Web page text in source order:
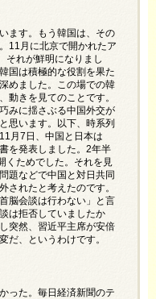
ます。もう韓国は、その
11月に北京で開かれたア
それが鮮明になりまし
国は積極的な役割を果た
めました。この場での韓
動きを見てのことです。
みに揺さぶる中国外交が
思います。以下、時系列
月7日、中国と日本は
を発表しました。2年半
くためでした。それを見
題などで中国と対日共同
されたと考えたのです。
脳会談は行わない」と言
は拒否していましたか
突然、習近平主席が安倍
だ、というわけです。
った。毎日経済新聞のテ